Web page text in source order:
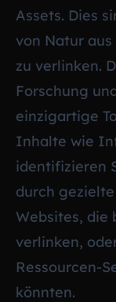
Assets. Dies
von Natur
zu verlinken.
Forschung
einzigartige
Inhalte wie
identifizieren
durch
Websites,
verlinken,
Ressourcen-
könnten.